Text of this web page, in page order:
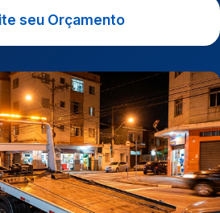
seu Orçamento